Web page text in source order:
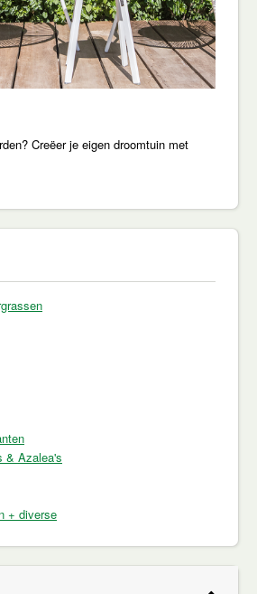
Creëer je eigen droomtuin met
& Azalea's
+ diverse